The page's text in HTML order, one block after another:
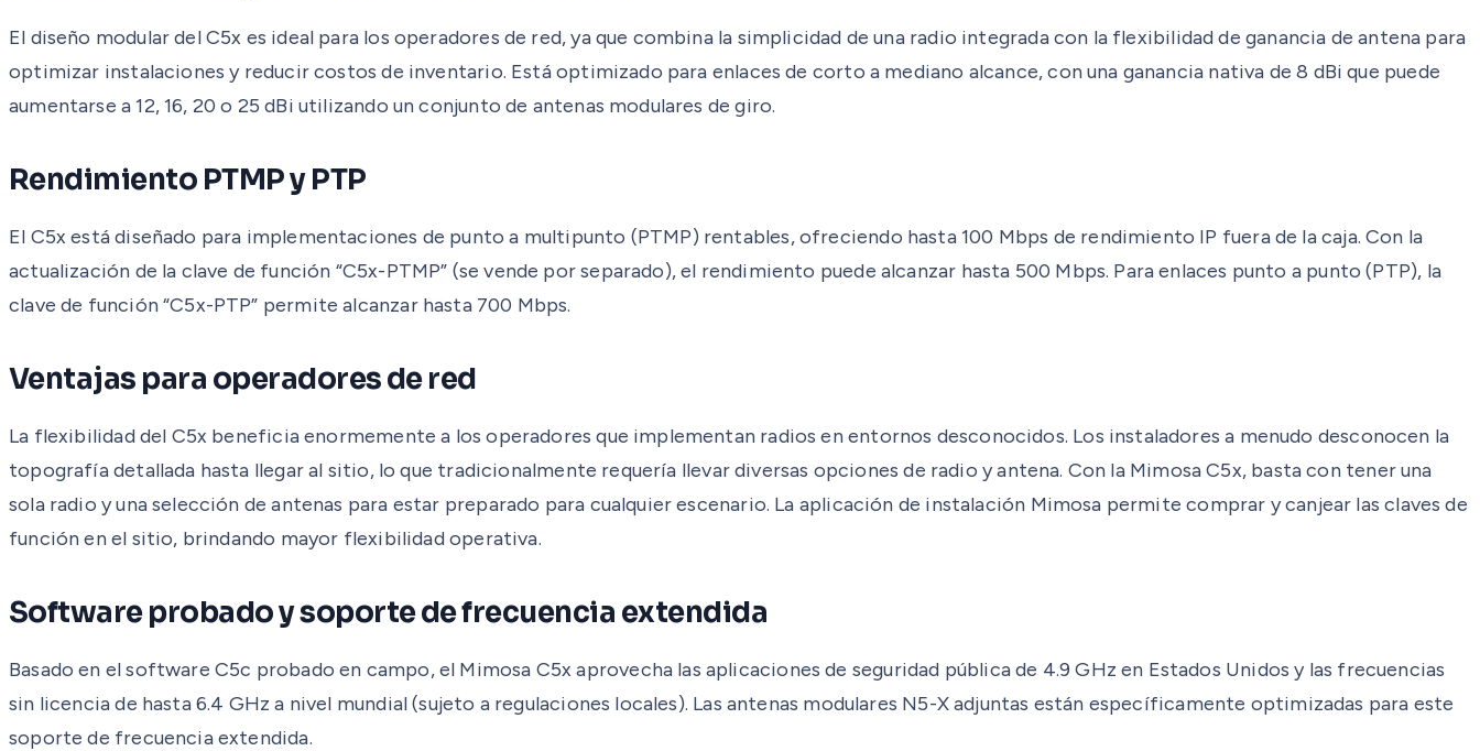
El diseño modular del C5x es ideal para los operadores de red, ya que combina la simplicidad de una radio integrada con la flexibilidad de ganancia de antena para
optimizar instalaciones y reducir costos de inventario. Está optimizado para enlaces de corto a mediano alcance, con una ganancia nativa de 8 dBi que puede
aumentarse a 12, 16, 20 o 25 dBi utilizando un conjunto de antenas modulares de giro.
Rendimiento PTMP y PTP
El C5x está diseñado para implementaciones de punto a multipunto (PTMP) rentables, ofreciendo hasta 100 Mbps de rendimiento IP fuera de la caja. Con la
actualización de la clave de función “C5x-PTMP” (se vende por separado), el rendimiento puede alcanzar hasta 500 Mbps. Para enlaces punto a punto (PTP), la
clave de función “C5x-PTP” permite alcanzar hasta 700 Mbps.
Ventajas para operadores de red
La flexibilidad del C5x beneficia enormemente a los operadores que implementan radios en entornos desconocidos. Los instaladores a menudo desconocen la
topografía detallada hasta llegar al sitio, lo que tradicionalmente requería llevar diversas opciones de radio y antena. Con la Mimosa C5x, basta con tener una
sola radio y una selección de antenas para estar preparado para cualquier escenario. La aplicación de instalación Mimosa permite comprar y canjear las claves de
función en el sitio, brindando mayor flexibilidad operativa.
Software probado y soporte de frecuencia extendida
Basado en el software C5c probado en campo, el Mimosa C5x aprovecha las aplicaciones de seguridad pública de 4.9 GHz en Estados Unidos y las frecuencias
sin licencia de hasta 6.4 GHz a nivel mundial (sujeto a regulaciones locales). Las antenas modulares N5-X adjuntas están específicamente optimizadas para este
soporte de frecuencia extendida.